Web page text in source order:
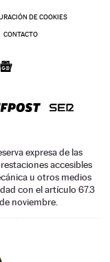
DE COOKIES
CONTACTO
expresa de las
accesibles
u otros medios
con el artículo 67.3
noviembre.